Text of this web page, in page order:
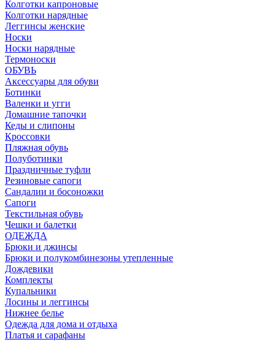
Колготки капроновые
Колготки нарядные
Леггинсы женские
Носки
Носки нарядные
Термоноски
ОБУВЬ
Аксессуары для обуви
Ботинки
Валенки и угги
Домашние тапочки
Кеды и слипоны
Кроссовки
Пляжная обувь
Полуботинки
Праздничные туфли
Резиновые сапоги
Сандалии и босоножки
Сапоги
Текстильная обувь
Чешки и балетки
ОДЕЖДА
Брюки и джинсы
Брюки и полукомбинезоны утепленные
Дождевики
Комплекты
Купальники
Лосины и леггинсы
Нижнее белье
Одежда для дома и отдыха
Платья и сарафаны